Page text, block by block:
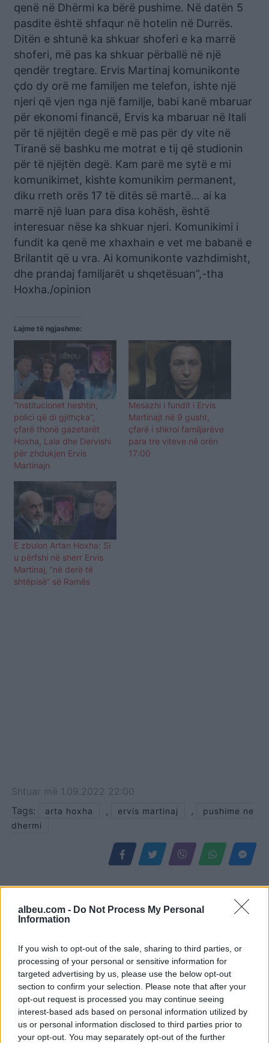
albeu.com - Do Not Process My Personal
Information
If you wish to opt-out of the sale, sharing to third parties, or
processing of your personal or sensitive information for
targeted advertising by us, please use the below opt-out
section to confirm your selection. Please note that after your
opt-out request is processed you may continue seeing
interest-based ads based on personal information utilized by
us or personal information disclosed to third parties prior to
your opt-out. You may separately opt-out of the further
qenë në Dhërmi ka bërë pushime. Në datën 5
pasdite është shfaqur në hotelin në Durrës.
Ditën e shtunë ka shkuar shoferi e ka marrë
shoferi, më pas ka shkuar përballë në një
qendër tregtare. Ervis Martinaj komunikonte
çdo dy orë me familjen me telefon, ishte një
njeri që vjen nga një familje, babi kanë mbaruar
për ekonomi financë, Ervis ka mbaruar në Itali
për të njëjtën degë e më pas për dy vite në
Tiranë së bashku me motrat e tij që studionin
për të njëjtën degë. Kam parë me sytë e mi
komunikimet, kishte komunikim permanent,
diku rreth orës 17 të ditës së martë… ai ka
marrë një luan para disa kohësh, është
interesuar nëse ka shkuar njeri. Komunikimi i
fundit ka qenë me xhaxhain e vet me babanë e
Brilantit që u vra. Ai komunikonte vazhdimisht,
dhe prandaj familjarët u shqetësuan”,-tha
Hoxha./opinion
Lajme të ngjashme:
“Institucionet heshtin,
polici që di gjithçka”,
çfarë thonë gazetarët
Hoxha, Lala dhe Dervishi
për zhdukjen Ervis
Martinajn
Mesazhi i fundit i Ervis
Martinajt në 9 gusht,
çfarë i shkroi familjarëve
para tre viteve në orën
17:00
E zbulon Artan Hoxha: Si
u përfshi në sherr Ervis
Martinaj, “në derë të
shtëpisë” së Ramës
Shtuar më 1.09.2022 22:00
Tags:
arta hoxha , ervis martinaj ,
pushime ne
dhermi
Qytetarët mblidhen në
sheshin “Skënderbej” në
ditën e 68-të të protestës
kundër Ramës, kërkojnë
Trump favorizon JD
Vance si pasues të
mundshëm për zgjedhjet
presidenciale të vitit